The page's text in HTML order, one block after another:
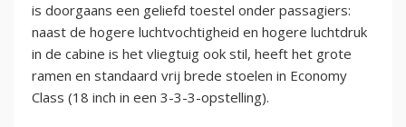
is doorgaans een geliefd toestel onder passagiers:
naast de hogere luchtvochtigheid en hogere luchtdruk
in de cabine is het vliegtuig ook stil, heeft het grote
ramen en standaard vrij brede stoelen in Economy
Class (18 inch in een 3-3-3-opstelling).